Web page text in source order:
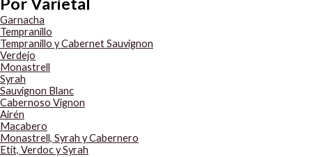
Garnacha
Tempranillo
Tempranillo y Cabernet Sauvignon
Verdejo
Monastrell
Syrah
Sauvignon Blanc
Cabernoso Vignon
Airén
Macabero
Monastrell, Syrah y Cabernero
Etit, Verdoc y Syrah